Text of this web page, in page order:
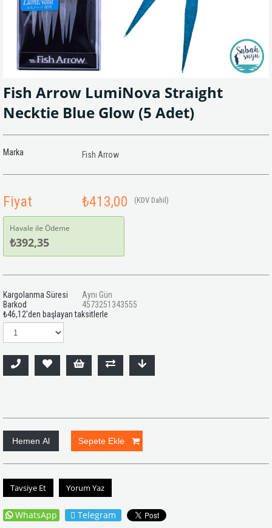
Fish Arrow LumiNova Straight
Necktie Blue Glow (5 Adet)
Marka Fish Arrow
Fiyat ₺413,00 (KDV Dahil)
Havale ile Ödeme
₺392,35
Kargolanma Süresi
Aynı Gün
Barkod
4573251343555
₺46,12'den başlayan taksitlerle
Tavsiye Et Yorum Yaz
WhatsApp Telegram